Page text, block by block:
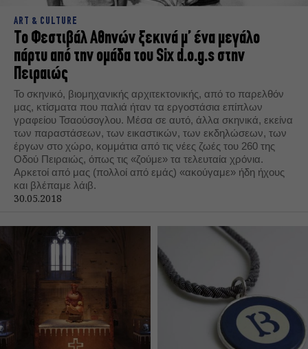
ART & CULTURE
Το Φεστιβάλ Αθηνών ξεκινά μ’ ένα μεγάλο
πάρτυ από την ομάδα του Six d.o.g.s στην
Πειραιώς
Το σκηνικό, βιομηχανικής αρχιτεκτονικής, από το παρελθόν
μας, κτίσματα που παλιά ήταν τα εργοστάσια επίπλων
γραφείου Τσαούσογλου. Μέσα σε αυτό, άλλα σκηνικά, εκείνα
των παραστάσεων, των εικαστικών, των εκδηλώσεων, των
έργων στο χώρο, κομμάτια από τις νέες ζωές του 260 της
Οδού Πειραιώς, όπως τις «ζούμε» τα τελευταία χρόνια.
Αρκετοί από μας (πολλοί από εμάς) «ακούγαμε» ήδη ήχους
και βλέπαμε λάιβ.
30.05.2018